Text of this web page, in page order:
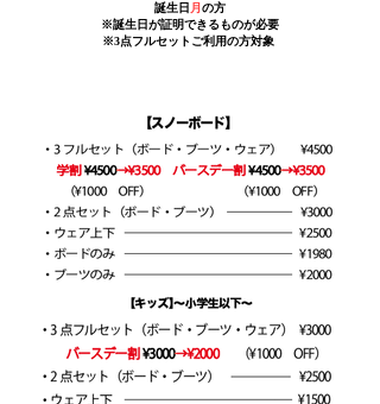
誕生日 月 の方
​※誕生日が証明できるものが必要
​※3点フルセットご利用の方対象